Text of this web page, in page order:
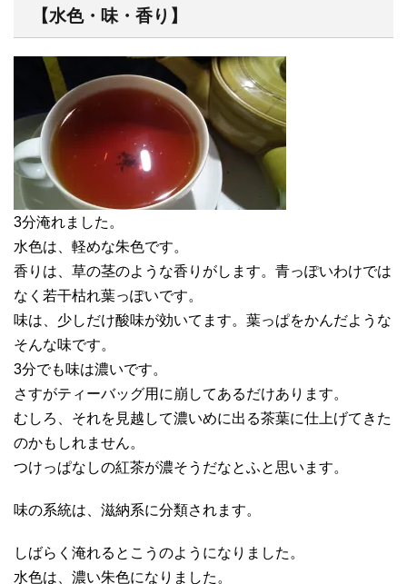
【水色・味・香り】
3分淹れました。
水色は、軽めな朱色です。
香りは、草の茎のような香りがします。青っぽいわけでは
なく若干枯れ葉っぽいです。
味は、少しだけ酸味が効いてます。葉っぱをかんだような
そんな味です。
3分でも味は濃いです。
さすがティーバッグ用に崩してあるだけあります。
むしろ、それを見越して濃いめに出る茶葉に仕上げてきた
のかもしれません。
つけっぱなしの紅茶が濃そうだなとふと思います。
味の系統は、滋納系に分類されます。
しばらく淹れるとこうのようになりました。
水色は、濃い朱色になりました。